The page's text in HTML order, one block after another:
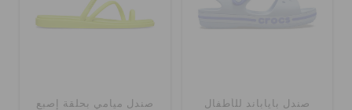
صندل باياباند للأطفال صندل ميامي بحلقة إصبع